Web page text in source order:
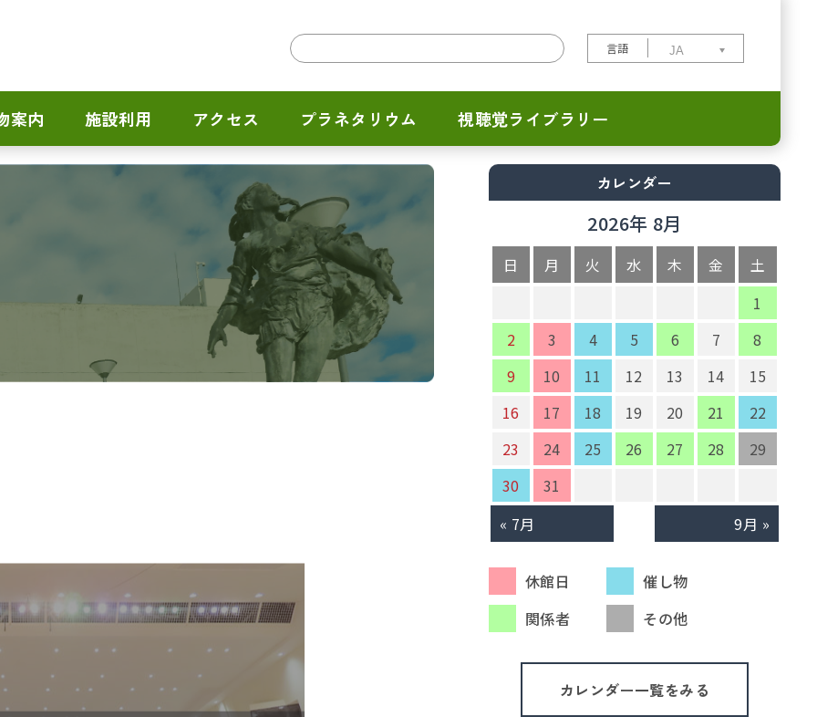
言語
案内 施設利用 アクセス プラネタリウム 視聴覚ライブラリー
カレンダー
2026年 8月
日 月 火 水 木 金
土
1
2
3 4 5 6 7
8
9
10 11 12 13 14
15
16
17 18 19 20 21
22
23
24 25 26 27 28
29
30
31
« 7月
9月 »
休館日
催し物
関係者
その他
カレンダー一覧をみる